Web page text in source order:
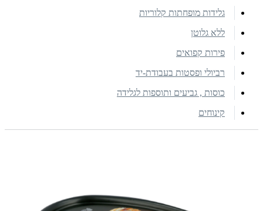
גלידות מופחתות קלוריות
ללא גלוטן
פירות קפואים
רביולי ופסטות בעבודת-יד
כוסות , גביעים ותוספות לגלידה
קינוחים